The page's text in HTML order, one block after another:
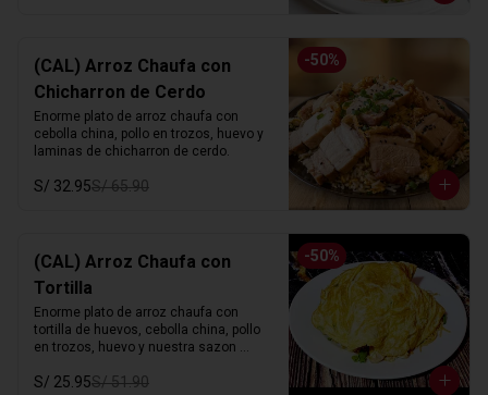
-50%
(CAL) Arroz Chaufa con
Chicharron de Cerdo
Enorme plato de arroz chaufa con
cebolla china, pollo en trozos, huevo y
laminas de chicharron de cerdo.
S/ 32.95S/ 65.90
-50%
(CAL) Arroz Chaufa con
Tortilla
Enorme plato de arroz chaufa con
tortilla de huevos, cebolla china, pollo
en trozos, huevo y nuestra sazon
S/ 25.95S/ 51.90